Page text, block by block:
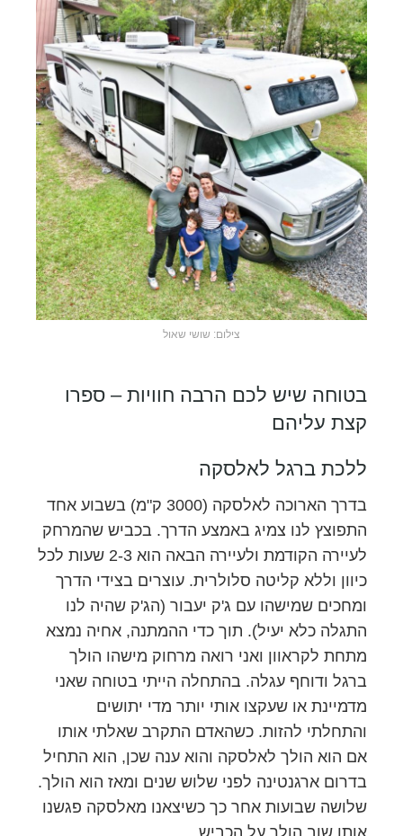
צילום: שושי שאול
בטוחה שיש לכם הרבה חוויות – ספרו
קצת עליהם
ללכת ברגל לאלסקה
בדרך הארוכה לאלסקה (3000 ק"מ) בשבוע אחד
התפוצץ לנו צמיג באמצע הדרך. בכביש שהמרחק
לעיירה הקודמת ולעיירה הבאה הוא 2-3 שעות לכל
כיוון וללא קליטה סלולרית. עוצרים בצידי הדרך
ומחכים שמישהו עם ג'ק יעבור (הג'ק שהיה לנו
התגלה כלא יעיל). תוך כדי ההמתנה, אחיה נמצא
מתחת לקראוון ואני רואה מרחוק מישהו הולך
ברגל ודוחף עגלה. בהתחלה הייתי בטוחה שאני
מדמיינת או שעקצו אותי יותר מדי יתושים
והתחלתי להזות. כשהאדם התקרב שאלתי אותו
אם הוא הולך לאלסקה והוא ענה שכן, הוא התחיל
בדרום ארגנטינה לפני שלוש שנים ומאז הוא הולך.
שלושה שבועות אחר כך כשיצאנו מאלסקה פגשנו